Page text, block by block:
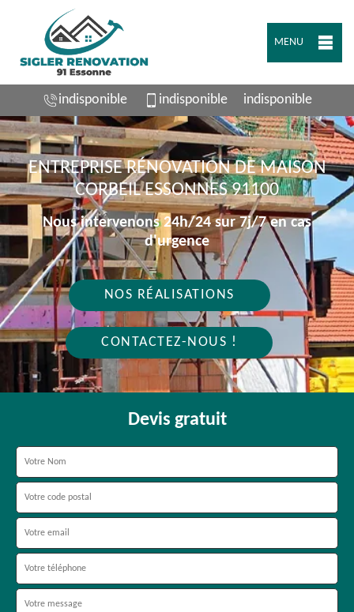
MENU
indisponible indisponible indisponible
ENTREPRISE RÉNOVATION DE MAISON
CORBEIL ESSONNES 91100
Nous intervenons 24h/24 sur 7j/7 en cas
d'urgence
NOS RÉALISATIONS
CONTACTEZ-NOUS !
Devis gratuit